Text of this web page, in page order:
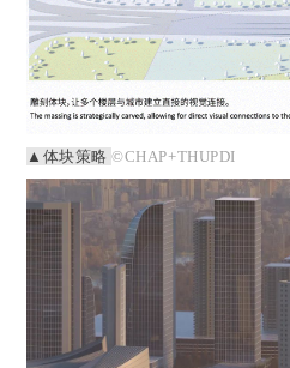
▲体块策略©CHAP+THUPDI